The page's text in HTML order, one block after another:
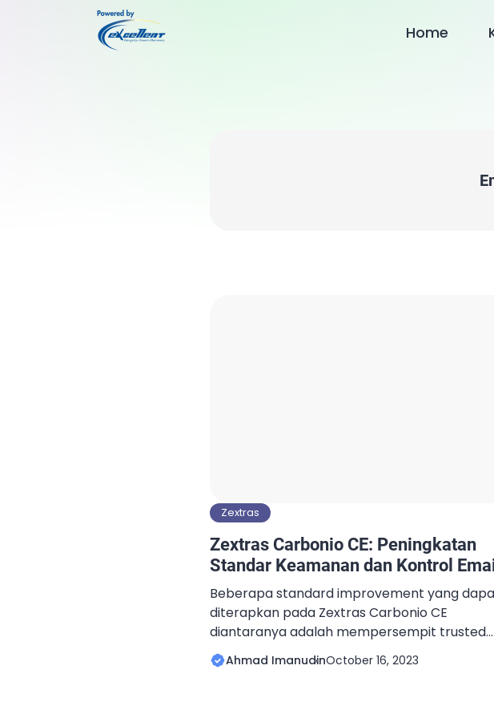
Home
Zextras
Zextras Carbonio CE: Peningkatan
Standar Keamanan dan Kontrol
Beberapa standard improvement yang
diterapkan pada Zextras Carbonio CE
diantaranya adalah mempersempit trusted
network, menolak email sender/recipient
tidak terdaftar, menolak domain
Ahmad ImanudinOctober 16, 2023